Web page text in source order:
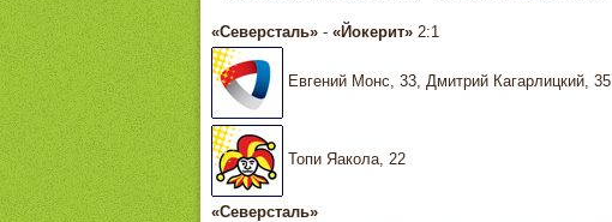
«Северсталь»- «Йокерит»2:1
Евгений Монс, 33, Дмитрий Кагарлицкий, 35
Топи Яакола, 22
«Северсталь»